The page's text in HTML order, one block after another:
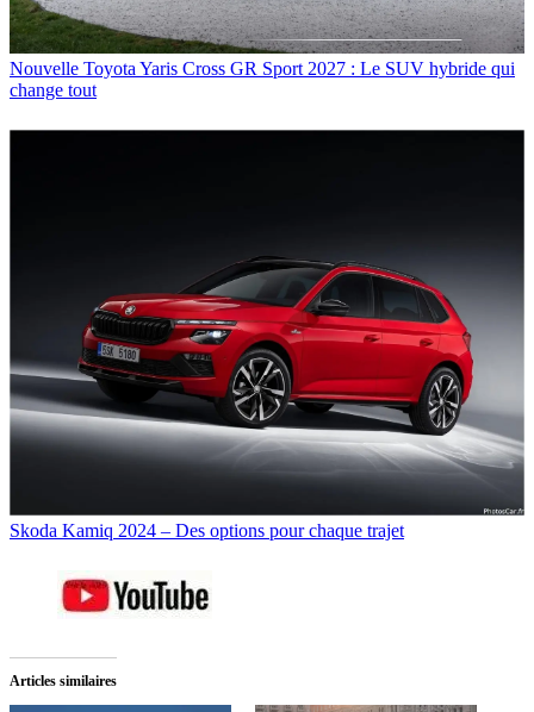
Nouvelle Toyota Yaris Cross GR Sport 2027 : Le SUV hybride qui
change tout
Skoda Kamiq 2024 – Des options pour chaque trajet
Articles similaires